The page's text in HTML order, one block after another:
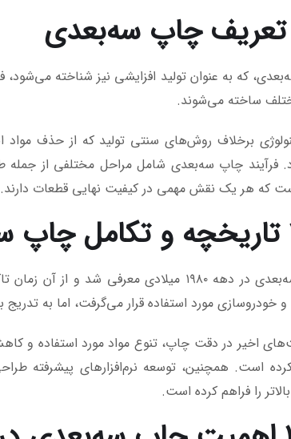
که به عنوان تولید افزایشی نیز شناخته می‌شود،
ساخته می‌شوند.
برخلاف روش‌های سنتی تولید که از حذف مواد
فرآیند چاپ سه‌بعدی شامل مراحل مختلفی از جمله
که هر یک نقش مهمی در کیفیت نهایی قطعات دارند.
چاپ سه‌بعدی در دهه ۱۹۸۰ میلادی معرفی
خودروسازی مورد استفاده قرار می‌گرفت، اما به تدریج
اخیر در دقت چاپ، تنوع مواد مورد استفاده و
است. همچنین، توسعه نرم‌افزارهای پیشرفته
را فراهم کرده است.